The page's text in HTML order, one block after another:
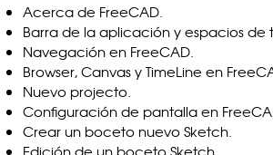
Acerca de FreeCAD.
Barra de la aplicación y espacios de
Navegación en FreeCAD.
Browser, Canvas y TimeLine en
Nuevo projecto.
Configuración de pantalla en
Crear un boceto nuevo Sketch.